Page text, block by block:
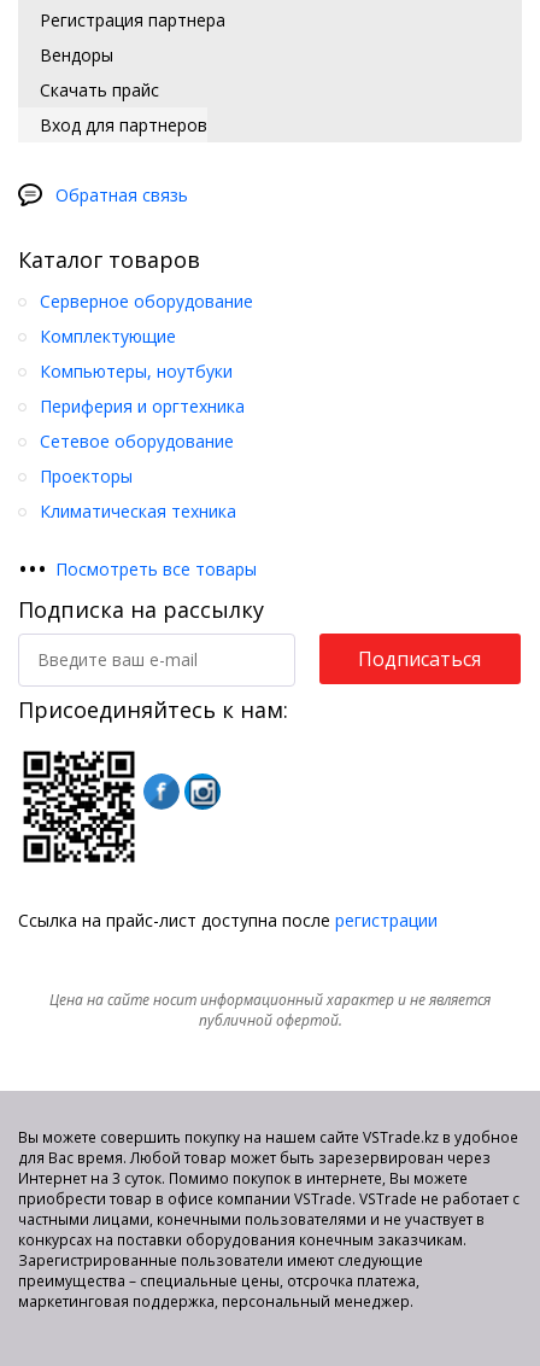
Регистрация партнера
Вендоры
Скачать прайс
Вход для партнеров
Обратная связь
Каталог товаров
Серверное оборудование
Комплектующие
Компьютеры, ноутбуки
Периферия и оргтехника
Сетевое оборудование
Проекторы
Климатическая техника
••• Посмотреть все товары
Подписка на рассылку
Подписаться
Присоединяйтесь к нам:
Ссылка на прайс-лист доступна после регистрации
Цена на сайте носит информационный характер и не является
публичной офертой.
Вы можете совершить покупку на нашем сайте VSTrade.kz в удобное
для Вас время. Любой товар может быть зарезервирован через
Интернет на 3 суток. Помимо покупок в интернете, Вы можете
приобрести товар в офисе компании VSTrade. VSTrade не работает с
частными лицами, конечными пользователями и не участвует в
конкурсах на поставки оборудования конечным заказчикам.
Зарегистрированные пользователи имеют следующие
преимущества – специальные цены, отсрочка платежа,
маркетинговая поддержка, персональный менеджер.